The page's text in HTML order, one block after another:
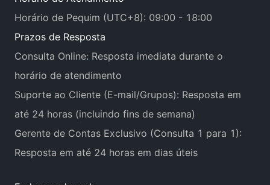
Horário de Pequim (UTC+8): 09:00 - 18:00
Prazos de Resposta
Consulta Online: Resposta imediata durante o
horário de atendimento
Suporte ao Cliente (E-mail/Grupos): Resposta em
até 24 horas (incluindo fins de semana)
Gerente de Contas Exclusivo (Consulta 1 para 1):
Resposta em até 24 horas em dias úteis